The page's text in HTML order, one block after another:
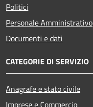
Politici
Personale Amministrativo
Documenti e dati
CATEGORIE DI SERVIZIO
Anagrafe e stato civile
Imprese e Commercio